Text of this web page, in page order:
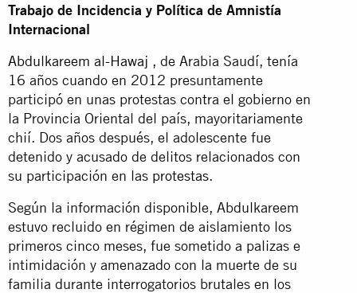
Trabajo de Incidencia y Política de Amnistía
Internacional
Abdulkareem al-Hawaj , de Arabia Saudí, tenía
16 años cuando en 2012 presuntamente
participó en unas protestas contra el gobierno en
la Provincia Oriental del país, mayoritariamente
chií. Dos años después, el adolescente fue
detenido y acusado de delitos relacionados con
su participación en las protestas.
Según la información disponible, Abdulkareem
estuvo recluido en régimen de aislamiento los
primeros cinco meses, fue sometido a palizas e
intimidación y amenazado con la muerte de su
familia durante interrogatorios brutales en los